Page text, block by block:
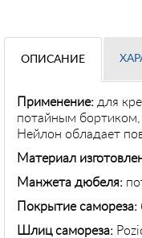
ОПИСАНИЕ
Применение: для
потайным бортиком,
Нейлон обладает
Материал
Манжета дюбеля:
Покрытие самореза:
Шлиц самореза: